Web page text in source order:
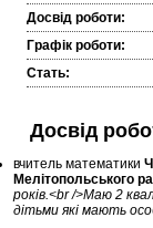
Досвід роботи:
Графік роботи:
Стать:
Досвід
вчитель математики
Мелітопольського
років.<br />Маю 2
дітьми які мають